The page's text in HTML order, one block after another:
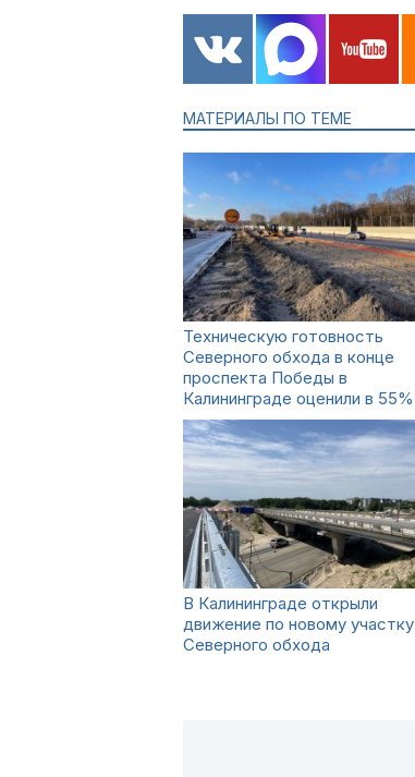
МАТЕРИАЛЫ ПО ТЕМЕ
Техническую готовность
Северного обхода в конце
проспекта Победы в
Калининграде оценили в 55%
В Калининграде открыли
движение по новому участку
Северного обхода